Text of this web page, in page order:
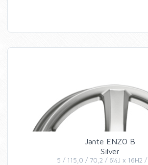
Jante ENZO B
Silver
5 / 115,0 / 70,2 / 6½J x 16H2